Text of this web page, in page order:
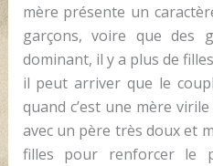
mère présente un
garçons, voire que des
dominant, il y a plus de
il peut arriver que le
quand c’est une mère
avec un père très doux et
filles pour renforcer le